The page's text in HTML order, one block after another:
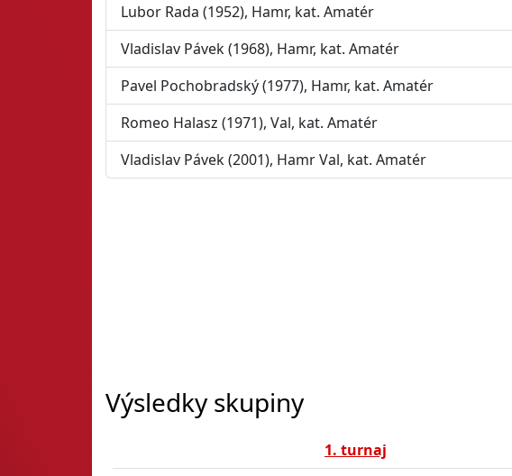
Lubor Rada (1952), Hamr, kat. Amatér
Vladislav Pávek (1968), Hamr, kat. Amatér
Pavel Pochobradský (1977), Hamr, kat. Amatér
Romeo Halasz (1971), Val, kat. Amatér
Vladislav Pávek (2001), Hamr Val, kat. Amatér
Výsledky skupiny
1. turnaj